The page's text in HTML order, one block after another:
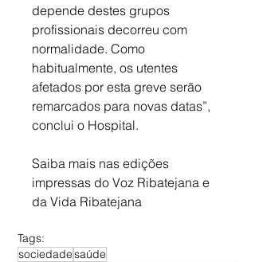
depende destes grupos
profissionais decorreu com
normalidade. Como
habitualmente, os utentes
afetados por esta greve serão
remarcados para novas datas”,
conclui o Hospital.
Saiba mais nas edições
impressas do Voz Ribatejana e
da Vida Ribatejana
Tags:
sociedadesaúde